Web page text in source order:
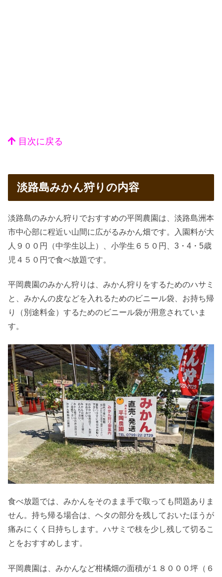
目次に戻る
淡路島みかん狩りの内容
淡路島のみかん狩りでおすすめの平岡農園は、淡路島洲本
市中心部に程近い山間に広がるみかん畑です。入園料が大
人９００円（中学生以上）、小学生６５０円、3・4・5歳
児４５０円で食べ放題です。
平岡農園のみかん狩りは、みかん狩りをするためのハサミ
と、みかんの皮などを入れるためのビニール袋、お持ち帰
り（別途料金）するためのビニール袋が用意されていま
す。
食べ放題では、みかんをそのまま手で取っても問題ありま
せん。持ち帰る場合は、ヘタの部分を残しておいたほうが
痛みにくく日持ちします。ハサミで枝を少し残して切るこ
とをおすすめします。
平岡農園は、みかんなど柑橘畑の面積が１８０００坪（６